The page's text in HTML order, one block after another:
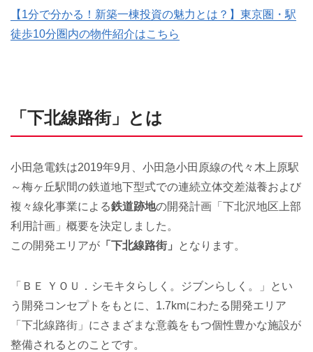
【1分で分かる！新築一棟投資の魅力とは？】東京圏・駅
徒歩10分圏内の物件紹介はこちら
「下北線路街」とは
小田急電鉄は2019年9月、小田急小田原線の代々木上原駅
～梅ヶ丘駅間の鉄道地下型式での連続立体交差滋養および
複々線化事業による鉄道跡地の開発計画「下北沢地区上部
利用計画」概要を決定しました。
この開発エリアが 「下北線路街」 となります。
「ＢＥ ＹＯＵ．シモキタらしく。ジブンらしく。」とい
う開発コンセプトをもとに、1.7kmにわたる開発エリア
「下北線路街」にさまざまな意義をもつ個性豊かな施設が
整備されるとのことです。